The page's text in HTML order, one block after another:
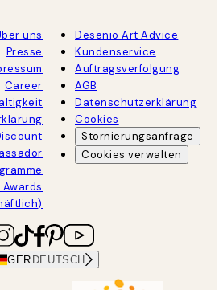
uns
Presse
Career
Desenio Art Advice
Kundenservice
Auftragsverfolgung
AGB
Datenschutzerklärung
Cookies
Stornierungsanfrage
Cookies verwalten
GER DEUTSCH